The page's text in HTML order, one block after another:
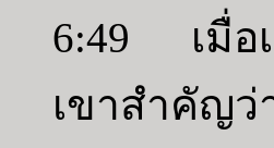
6:49 เมื่อเ
เขาสำคัญว่